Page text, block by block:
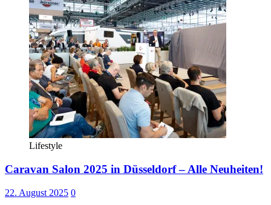
Lifestyle
Caravan Salon 2025 in Düsseldorf – Alle Neuheiten!
22. August 2025 0